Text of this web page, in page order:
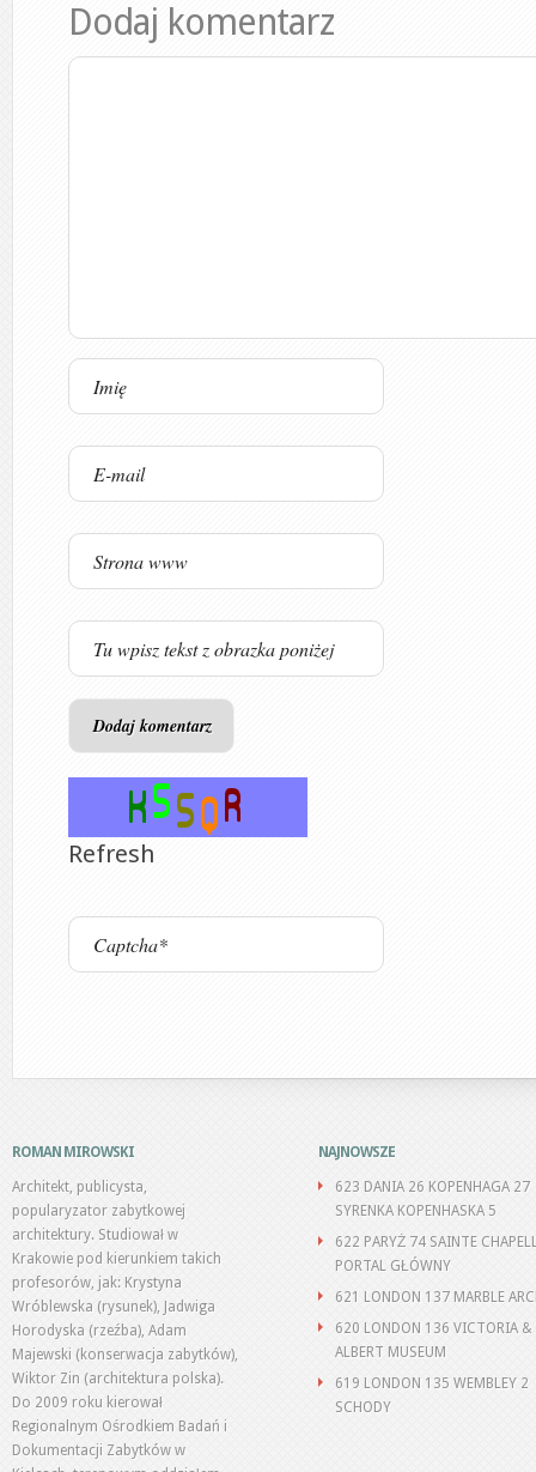
Dodaj komentarz
Refresh
ROMAN MIROWSKI
Architekt, publicysta,
popularyzator zabytkowej
architektury. Studiował w
Krakowie pod kierunkiem takich
profesorów, jak: Krystyna
Wróblewska (rysunek), Jadwiga
Horodyska (rzeźba), Adam
Majewski (konserwacja zabytków),
Wiktor Zin (architektura polska).
Do 2009 roku kierował
Regionalnym Ośrodkiem Badań i
Dokumentacji Zabytków w
NAJNOWSZE
623 DANIA 26 KOPENHAGA 27
SYRENKA KOPENHASKA 5
622 PARYŻ 74 SAINTE
PORTAL GŁÓWNY
621 LONDON 137 MARBLE
620 LONDON 136 VICTORIA &
ALBERT MUSEUM
619 LONDON 135 WEMBLEY 2
SCHODY